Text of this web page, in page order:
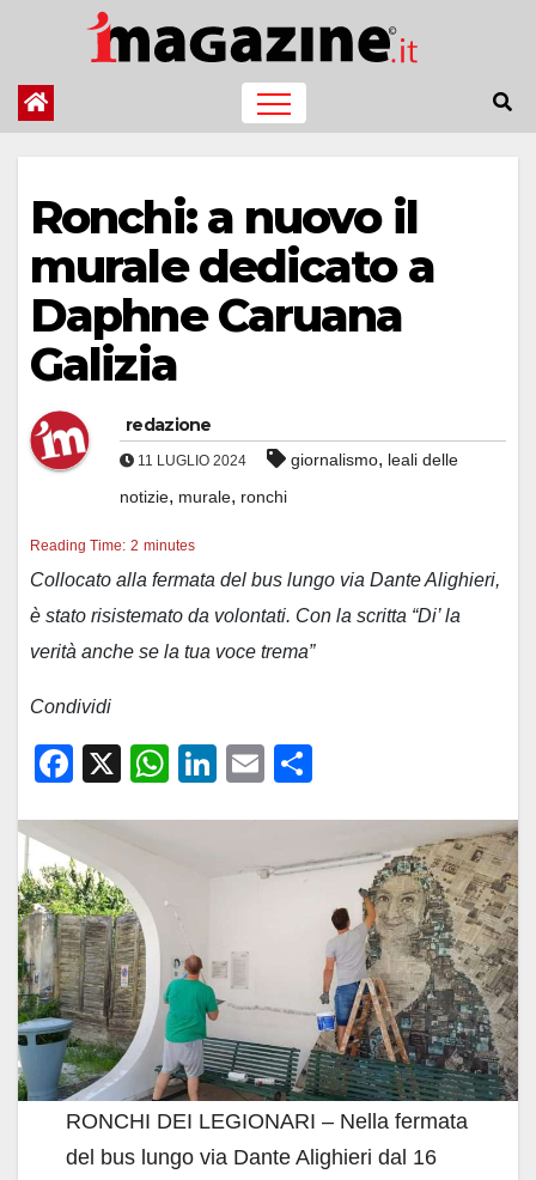
contenuto
Ronchi: a nuovo il
murale dedicato a
Daphne Caruana
Galizia
redazione
11 LUGLIO 2024 giornalismo, leali delle
notizie, murale, ronchi
Reading Time: 2 minutes
Collocato alla fermata del bus lungo via Dante Alighieri,
è stato risistemato da volontati. Con la scritta “Di’ la
verità anche se la tua voce trema”
Condividi
F
e
b
o
o
k
X
W
A
p
p
Li
e
n
E
di
vi
di
RONCHI DEI LEGIONARI – Nella fermata
del bus lungo via Dante Alighieri dal 16